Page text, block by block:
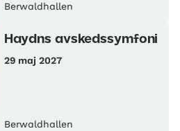
Berwaldhallen
Haydns avskedssymfoni
29 maj 2027
Berwaldhallen